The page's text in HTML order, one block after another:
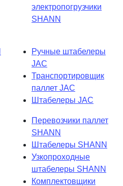
электропогрузчики
SHANN
Ручные штабелеры
JAC
Транспортировщик
паллет JAC
Штабелеры JAC
Перевозчики паллет
SHANN
Штабелеры SHANN
Узкопроходные
штабелеры SHANN
Комплектовщики